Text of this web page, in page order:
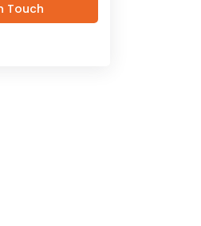
Touch